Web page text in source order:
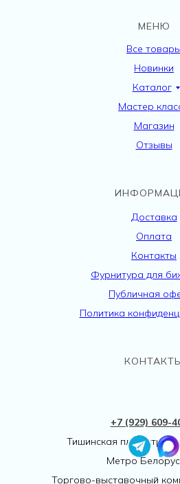
МЕНЮ
Все товары
Новинки
Каталог
Мастер
Магазин
Отзывы
Доставка
Оплата
Контакты
Фурнитура для
Публичная
Политика
+7 (929) 609-
Тишинская пл., 1
Метро
Торгово-выставочный